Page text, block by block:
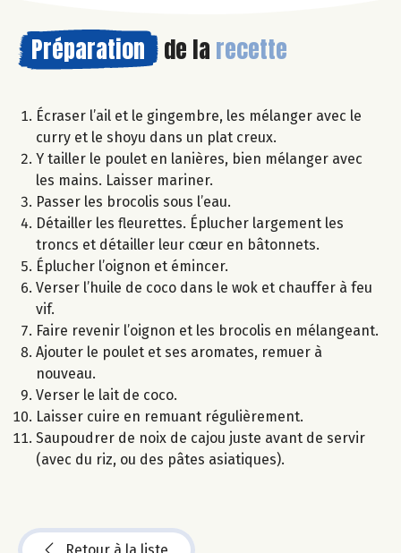
Préparation de la recette
Écraser l’ail et le gingembre, les mélanger avec le
curry et le shoyu dans un plat creux.
Y tailler le poulet en lanières, bien mélanger avec
les mains. Laisser mariner.
Passer les brocolis sous l’eau.
Détailler les fleurettes. Éplucher largement les
troncs et détailler leur cœur en bâtonnets.
Éplucher l’oignon et émincer.
Verser l’huile de coco dans le wok et chauffer à feu
vif.
Faire revenir l’oignon et les brocolis en mélangeant.
Ajouter le poulet et ses aromates, remuer à
nouveau.
Verser le lait de coco.
Laisser cuire en remuant régulièrement.
Saupoudrer de noix de cajou juste avant de servir
(avec du riz, ou des pâtes asiatiques).